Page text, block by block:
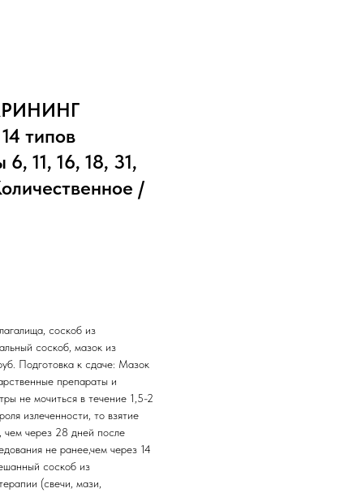
типов
11, 16, 18, 31,
/
соскоб из
соскоб, мазок из
Подготовка к сдаче: Мазок
препараты и
не мочиться в течение 1,5-2
излеченности, то взятие
через 28 дней после
не ранее,чем через 14
соскоб из
(свечи, мази,